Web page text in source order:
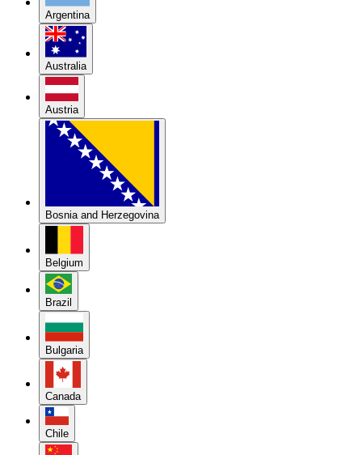
Argentina
Australia
Austria
Bosnia and Herzegovina
Belgium
Brazil
Bulgaria
Canada
Chile